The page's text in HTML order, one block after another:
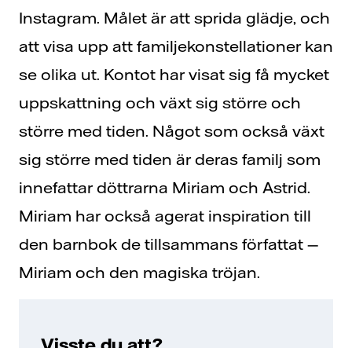
Instagram. Målet är att sprida glädje, och
att visa upp att familjekonstellationer kan
se olika ut. Kontot har visat sig få mycket
uppskattning och växt sig större och
större med tiden. Något som också växt
sig större med tiden är deras familj som
innefattar döttrarna Miriam och Astrid.
Miriam har också agerat inspiration till
den barnbok de tillsammans författat —
Miriam och den magiska tröjan.